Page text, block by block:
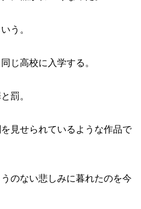
う。
じ高校に入学する。
罰。
見せられているような作品で
のない悲しみに暮れたのを今